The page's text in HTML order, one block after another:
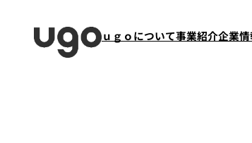
ｕｇｏについて事業紹介企業情